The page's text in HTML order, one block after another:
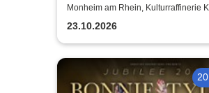
Years of Naturally 7
Monheim am Rhein, Kulturraffinerie
23.10.2026